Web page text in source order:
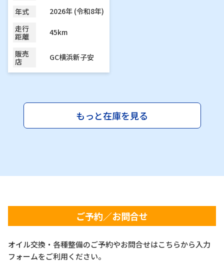
年式
2026年 (令和8年)
走行
距離
45km
販売
店
GC横浜新子安
もっと在庫を見る
ご予約／お問合せ
オイル交換・各種整備のご予約やお問合せはこちらから入力
フォームをご利用ください。